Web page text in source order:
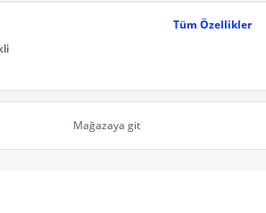
Tüm Özellikler
Mağazaya git